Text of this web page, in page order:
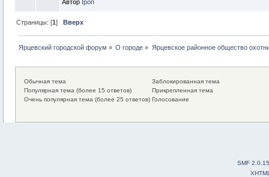
Автор Ipon
Страницы: [1]Вверх
Ярцевский городской форум » О городе » Ярцевское районное общество
Обычная тема
Популярная тема (более 15 ответов)
Очень популярная тема (более 25 ответов)
Заблокированная тема
Прикрепленная тема
Голосование
SMF 2.0.15